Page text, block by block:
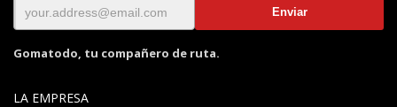
Gomatodo, tu compañero de ruta.
LA EMPRESA